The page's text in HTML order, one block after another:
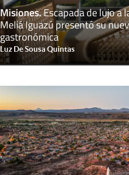
Misiones.Escapada de lujo a
Meliá Iguazú presentó su
gastronómica
Luz De Sousa Quintas